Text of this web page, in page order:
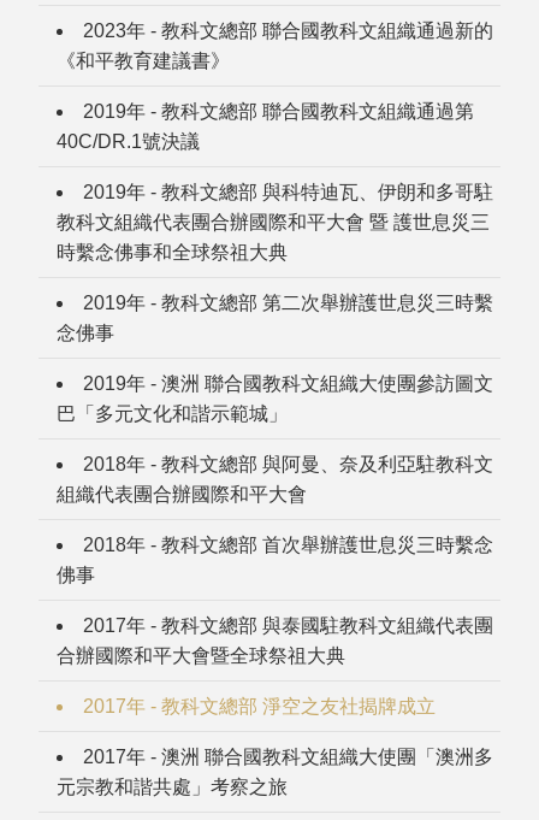
2023年 - 教科文總部 聯合國教科文組織通過新的
《和平教育建議書》
2019年 - 教科文總部 聯合國教科文組織通過第
40C/DR.1號決議
2019年 - 教科文總部 與科特迪瓦、伊朗和多哥駐
教科文組織代表團合辦國際和平大會 暨 護世息災三
時繫念佛事和全球祭祖大典
2019年 - 教科文總部 第二次舉辦護世息災三時繫
念佛事
2019年 - 澳洲 聯合國教科文組織大使團參訪圖文
巴「多元文化和諧示範城」
2018年 - 教科文總部 與阿曼、奈及利亞駐教科文
組織代表團合辦國際和平大會
2018年 - 教科文總部 首次舉辦護世息災三時繫念
佛事
2017年 - 教科文總部 與泰國駐教科文組織代表團
合辦國際和平大會暨全球祭祖大典
2017年 - 教科文總部 淨空之友社揭牌成立
2017年 - 澳洲 聯合國教科文組織大使團「澳洲多
元宗教和諧共處」考察之旅